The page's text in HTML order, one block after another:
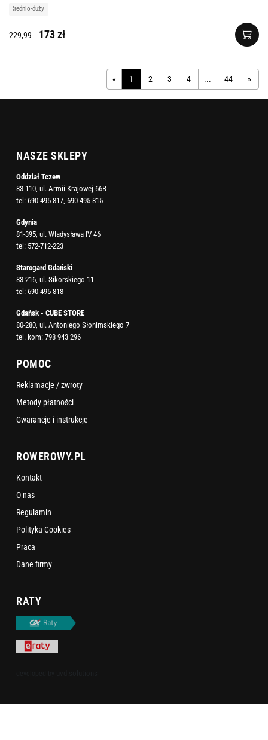
¦rednio-duży
229,99 173 zł
« 1 2 3 4 ... 44 »
NASZE SKLEPY
Oddział Tczew
83-110, ul. Armii Krajowej 66B
tel: 690-495-817 690-495-815
Gdynia
81-395, ul. Władysława IV 46
tel: 572-712-223
Starogard Gdański
83-216, ul. Sikorskiego 11
tel: 690-495-818
Gdańsk - CUBE STORE
80-280, ul. Antoniego Słonimskiego 7
tel. kom: 798 943 296
POMOC
Reklamacje / zwroty
Metody płatności
Gwarancje i instrukcje
ROWEROWY.PL
Kontakt
O nas
Regulamin
Polityka Cookies
Praca
Dane firmy
RATY